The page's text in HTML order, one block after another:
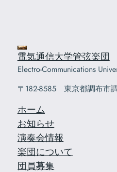
電気通信大学管弦楽団
Electro-Communications
〒182-8585 東京都調布市
ホーム
お知らせ
演奏会情報
楽団について
団員募集